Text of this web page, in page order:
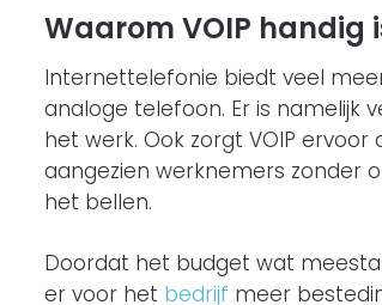
Waarom VOIP handig
Internettelefonie biedt veel
analoge telefoon. Er is namelijk
het werk. Ook zorgt VOIP
aangezien werknemers zonder
het bellen.
Doordat het budget wat
er voor het bedrijf meer